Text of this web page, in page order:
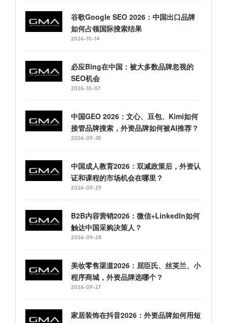
谷歌Google SEO 2026：中国出口品牌
如何占领国际搜索结果
2026-10-14
必应Bing在中国：被大多数品牌忽视的
SEO机会
2026-10-07
中国GEO 2026：文心、豆包、Kimi如何
接管品牌搜索，外资品牌如何被AI推荐？
2026-09-30
中国成人教育2026：双减政策后，外资认
证和课程的市场机会在哪里？
2026-09-29
B2B内容营销2026：微信+LinkedIn如何
触达中国采购决策人？
2026-09-28
美妆零售渠道2026：屈臣氏、丝芙兰、小
程序商城，外资品牌选哪个？
2026-09-27
家居装饰在抖音2026：外资品牌如何用短